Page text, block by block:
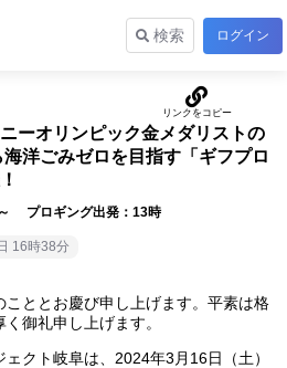
検索 ログイン
ーオリンピック金メダリストの
洋ごみゼロを目指す「ギフプロ
プロギング出発：13時
16時38分
ととお慶び申し上げます。平素は格
御礼申し上げます。
クト岐阜は、2024年3月16日（土）